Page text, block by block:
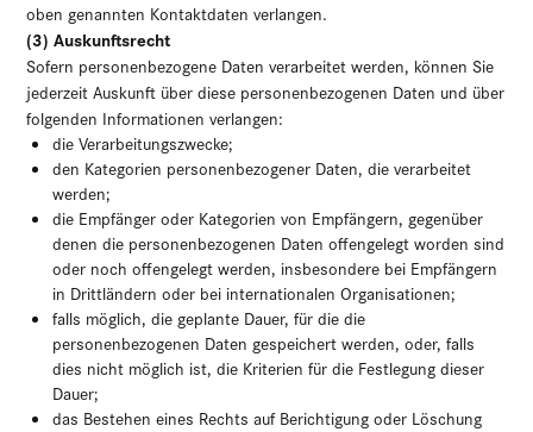
oben genannten Kontaktdaten verlangen.
(3) Auskunftsrecht
Sofern personenbezogene Daten verarbeitet werden, können Sie
jederzeit Auskunft über diese personenbezogenen Daten und über
folgenden Informationen verlangen:
die Verarbeitungszwecke;
den Kategorien personenbezogener Daten, die verarbeitet
werden;
die Empfänger oder Kategorien von Empfängern, gegenüber
denen die personenbezogenen Daten offengelegt worden sind
oder noch offengelegt werden, insbesondere bei Empfängern
in Drittländern oder bei internationalen Organisationen;
falls möglich, die geplante Dauer, für die die
personenbezogenen Daten gespeichert werden, oder, falls
dies nicht möglich ist, die Kriterien für die Festlegung dieser
Dauer;
das Bestehen eines Rechts auf Berichtigung oder Löschung